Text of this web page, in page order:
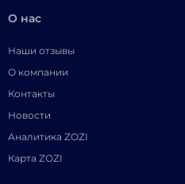
О нас
Наши отзывы
О компании
Контакты
Новости
Аналитика ZOZI
Карта ZOZI